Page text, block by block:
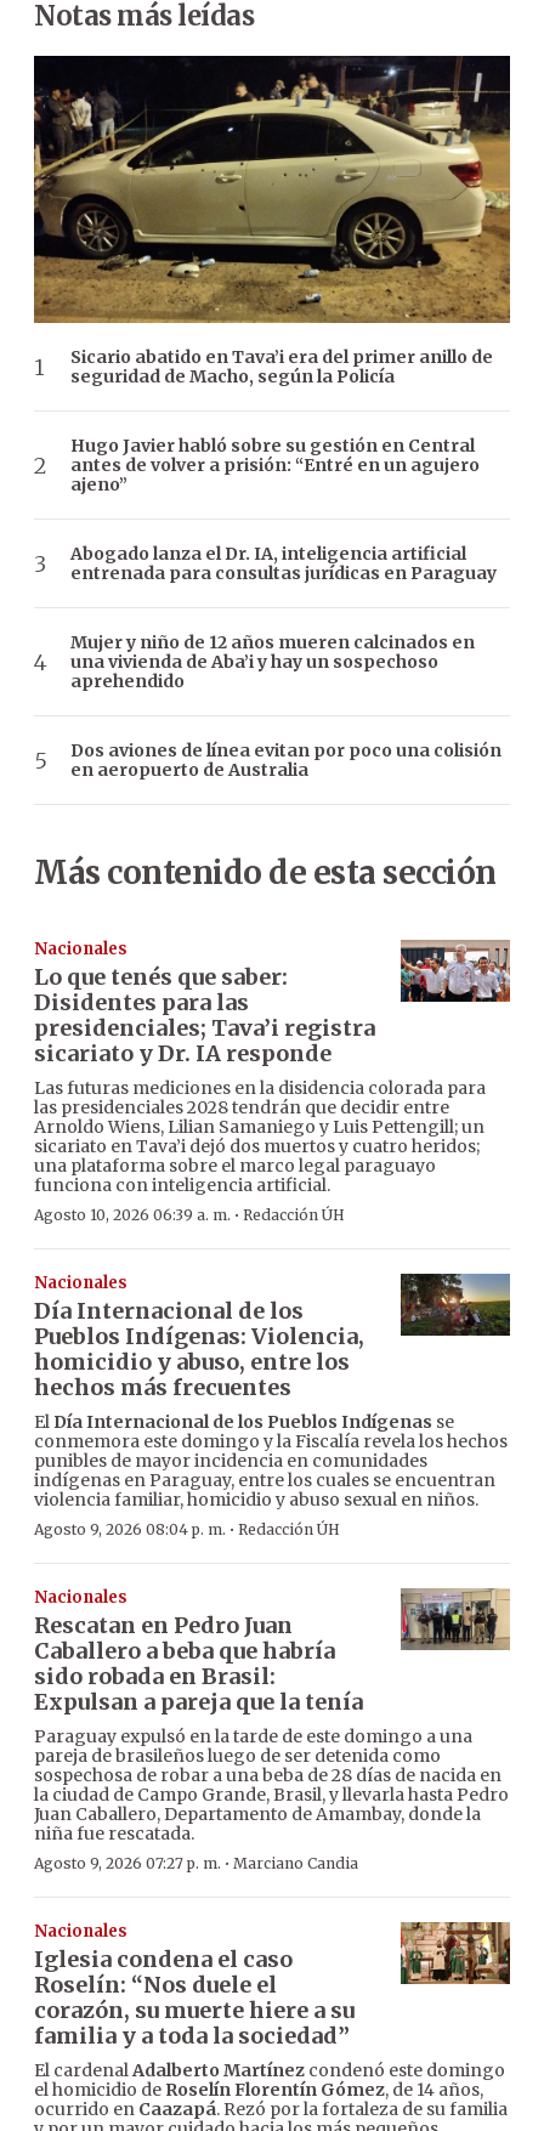
Notas más leídas
Sicario abatido en Tava’i era del primer anillo de
seguridad de Macho, según la Policía
Hugo Javier habló sobre su gestión en Central
antes de volver a prisión: “Entré en un agujero
ajeno”
Abogado lanza el Dr. IA, inteligencia artificial
entrenada para consultas jurídicas en Paraguay
Mujer y niño de 12 años mueren calcinados en
una vivienda de Aba’i y hay un sospechoso
aprehendido
Dos aviones de línea evitan por poco una colisión
en aeropuerto de Australia
Más contenido de esta sección
Nacionales
Lo que tenés que saber:
Disidentes para las
presidenciales; Tava’i registra
sicariato y Dr. IA responde
Las futuras mediciones en la disidencia colorada para
las presidenciales 2028 tendrán que decidir entre
Arnoldo Wiens, Lilian Samaniego y Luis Pettengill; un
sicariato en Tava’i dejó dos muertos y cuatro heridos;
una plataforma sobre el marco legal paraguayo
funciona con inteligencia artificial.
Agosto 10, 2026 06:39 a. m. · Redacción ÚH
Nacionales
Día Internacional de los
Pueblos Indígenas: Violencia,
homicidio y abuso, entre los
hechos más frecuentes
El Día Internacional de los Pueblos Indígenas se
conmemora este domingo y la Fiscalía revela los hechos
punibles de mayor incidencia en comunidades
indígenas en Paraguay, entre los cuales se encuentran
violencia familiar, homicidio y abuso sexual en niños.
Agosto 9, 2026 08:04 p. m. · Redacción ÚH
Nacionales
Rescatan en Pedro Juan
Caballero a beba que habría
sido robada en Brasil:
Expulsan a pareja que la tenía
Paraguay expulsó en la tarde de este domingo a una
pareja de brasileños luego de ser detenida como
sospechosa de robar a una beba de 28 días de nacida en
la ciudad de Campo Grande, Brasil, y llevarla hasta Pedro
Juan Caballero, Departamento de Amambay, donde la
niña fue rescatada.
Agosto 9, 2026 07:27 p. m. · Marciano Candia
Nacionales
Iglesia condena el caso
Roselín: “Nos duele el
corazón, su muerte hiere a su
familia y a toda la sociedad”
El cardenalAdalberto Martínez condenó este domingo
el homicidio de Roselín Florentín Gómez, de 14 años,
ocurrido en Caazapá. Rezó por la fortaleza de su familia